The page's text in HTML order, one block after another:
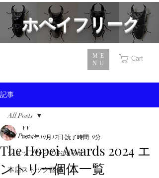
​ホペイフリーク
ME
NU
Cart
記事
All Posts
ショップからのお知らせ
本店ストック個体
All Posts
The Hopei Awards 2024 エ
ントリー個体一覧
YY
2024年10月17日 読了時間: 9分